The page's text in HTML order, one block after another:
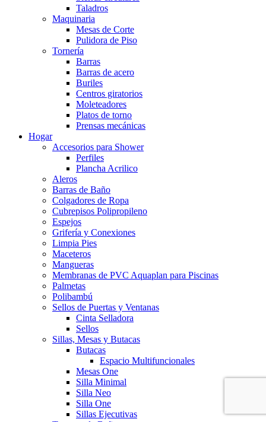
Taladros
Maquinaria
Mesas de Corte
Pulidora de Piso
Tornería
Barras
Barras de acero
Buriles
Centros giratorios
Moleteadores
Platos de torno
Prensas mecánicas
Hogar
Accesorios para Shower
Perfiles
Plancha Acrilico
Aleros
Barras de Baño
Colgadores de Ropa
Cubrepisos Polipropileno
Espejos
Grifería y Conexiones
Limpia Pies
Maceteros
Mangueras
Membranas de PVC Aquaplan para Piscinas
Palmetas
Polibambú
Sellos de Puertas y Ventanas
Cinta Selladora
Sellos
Sillas, Mesas y Butacas
Butacas
Espacio Multifuncionales
Mesas One
Silla Minimal
Silla Neo
Silla One
Sillas Ejecutivas